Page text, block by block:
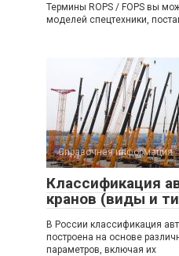
Термины ROPS / FOPS вы
моделей спецтехники,
Справочная информация
Классификация
кранов (виды и
В России классификация
построена на основе
параметров, включая их